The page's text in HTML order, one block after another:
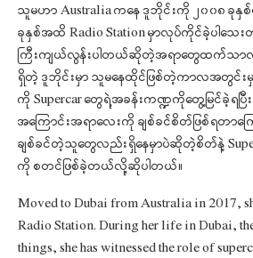
သူမဟာ Australia ကနေ ဒူဘိုင်းကို ၂၀၀၈ ခုနှစ်မှာ
ခုနှစ်အထိ Radio Station မှာလုပ်ကိုင်ခဲ့ပါသေး
ကြီးကျယ်လွန်းပါတယ်ဆိုတဲ့အရာတွေထက်သာလွ
ရှိတဲ့ ဒူဘိုင်းမှာ သူမနေထိုင်ဖြစ်တဲ့ကာလအတွင်း
ကို Supercar တွေရဲ့အခန်းကဏ္ဍကိုတွေ့မြင်ခဲ့ရပြီး
အကြောင်းအရာလေးကို ချစ်ခင်စိတ်ဖြစ်ရတာက
ချစ်ခင်တဲ့သူတွေလည်းရှိနေမှာပဲဆိုတဲ့စိတ်နဲ့
ကို စတင်ဖြစ်ခဲ့တယ်လို့ဆိုပါတယ်။
Moved to Dubai from Australia in 2017,
Radio Station. During her life in Dubai,
things, she has witnessed the role of